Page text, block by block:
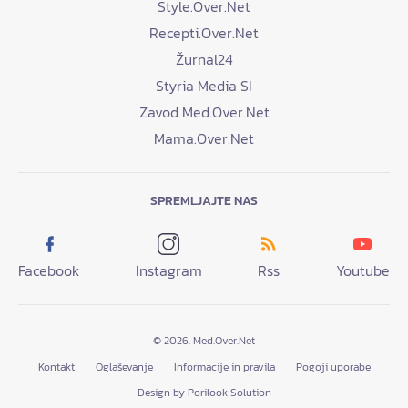
Style.Over.Net
Recepti.Over.Net
Žurnal24
Styria Media SI
Zavod Med.Over.Net
Mama.Over.Net
SPREMLJAJTE NAS
Facebook Instagram Rss Youtube
© 2026. Med.Over.Net
Kontakt
Oglaševanje Informacije in pravila
Pogoji uporabe
Design by Porilook Solution